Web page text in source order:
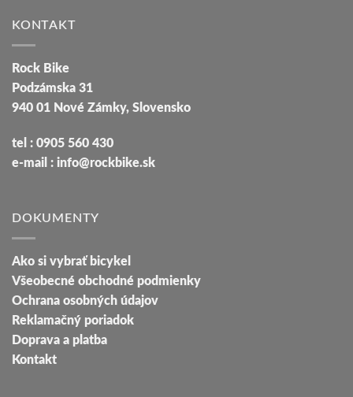
KONTAKT
Rock Bike
Podzámska 31
940 01 Nové Zámky, Slovensko
tel : 0905 560 430
e-mail : info@rockbike.sk
DOKUMENTY
Ako si vybrať bicykel
Všeobecné obchodné podmienky
Ochrana osobných údajov
Reklamačný poriadok
Doprava a platba
Kontakt